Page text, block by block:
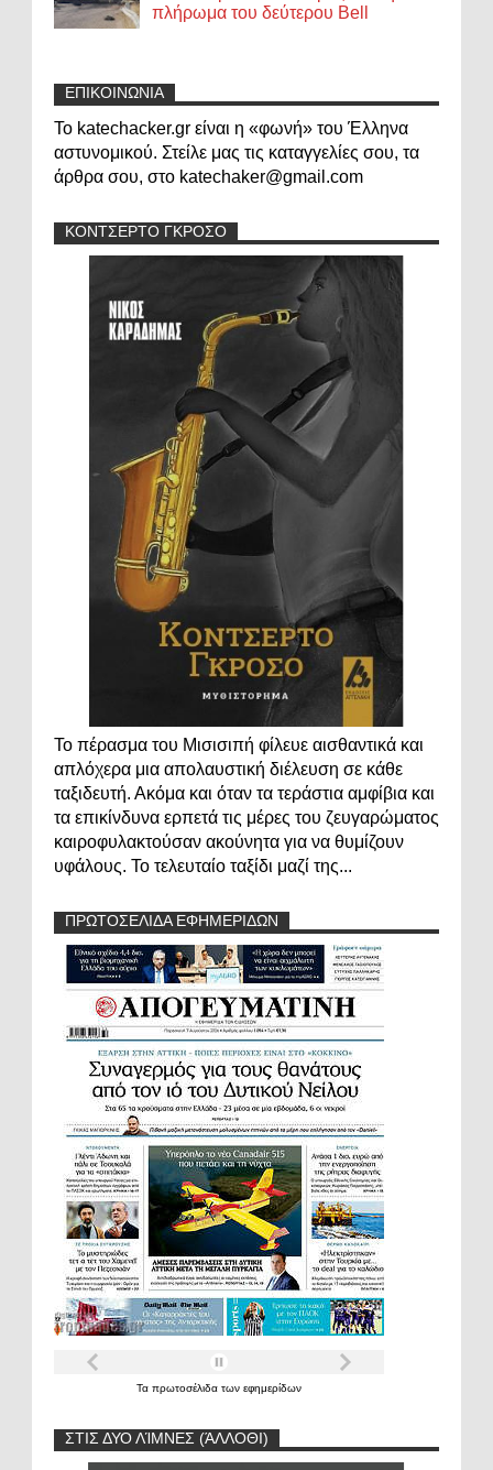
πλήρωμα του δεύτερου Bell
ΕΠΙΚΟΙΝΩΝΙΑ
Το katechacker.gr είναι η «φωνή» του Έλληνα
αστυνομικού. Στείλε μας τις καταγγελίες σου, τα
άρθρα σου, στο katechaker@gmail.com
ΚΟΝΤΣΕΡΤΟ ΓΚΡΟΣΟ
Το πέρασμα του Μισισιπή φίλευε αισθαντικά και
απλόχερα μια απολαυστική διέλευση σε κάθε
ταξιδευτή. Ακόμα και όταν τα τεράστια αμφίβια και
τα επικίνδυνα ερπετά τις μέρες του ζευγαρώματος
καιροφυλακτούσαν ακούνητα για να θυμίζουν
υφάλους. Το τελευταίο ταξίδι μαζί της...
ΠΡΩΤΟΣΕΛΙΔΑ ΕΦΗΜΕΡΙΔΩΝ
Τα πρωτοσέλιδα των εφημερίδων
ΣΤΙΣ ΔΥΟ ΛΊΜΝΕΣ (ΆΛΛΟΘΙ)